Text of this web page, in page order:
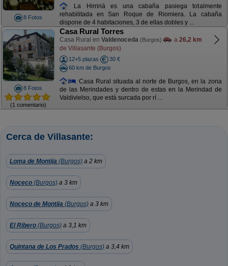
8 Fotos
La Hirririá es una cabaña pasiega totalmente
rehabilitada en San Roque de Riomiera. La cabaña
dispone de 4 habitaciones, 3 de ellas dobles y ...
8 Fotos
(1 comentario)
Casa Rural Torres
Casa Rural en Valdenoceda (Burgos) a 26,2 km
de Villasante (Burgos)
12+5 plazas
30 €
60 km de Burgos
Casa Rural situada al norte de Burgos, en la zona
de las Merindades y dentro de estas en la Merindad de
Valdivielso, que está surcada por rí ...
Cerca de Villasante:
Loma de Montija (Burgos) a 2 km
Noceco (Burgos) a 3 km
Noceco de Montija (Burgos) a 3 km
El Ribero (Burgos) a 3,1 km
Quintana de Los Prados (Burgos) a 3,4 km